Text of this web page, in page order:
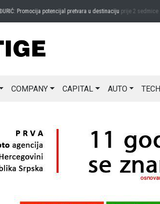
Promocija potencijal pretvara u destinacijuprije 2 sedmice
COMPANY CAPITAL AUTO TECH